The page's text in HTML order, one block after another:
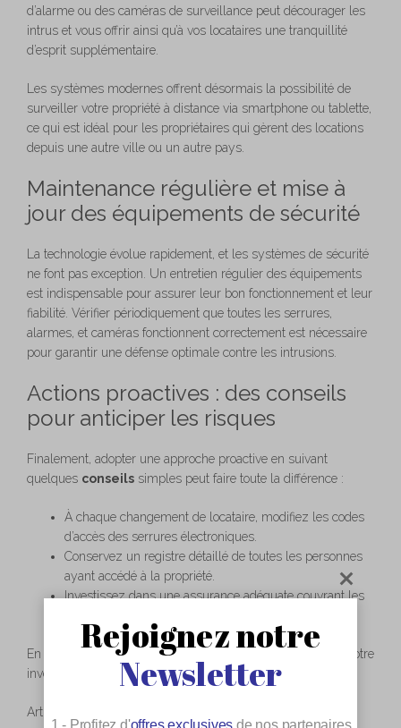
d’alarme ou des caméras de surveillance peut décourager les
intrus et vous offrir ainsi qu’à vos locataires une tranquillité
d’esprit supplémentaire.
Les systèmes modernes offrent désormais la possibilité de
surveiller votre propriété à distance via smartphone ou tablette,
ce qui est idéal pour les propriétaires qui gèrent des locations
depuis une autre ville ou un autre pays.
Maintenance régulière et mise à
jour des équipements de sécurité
La technologie évolue rapidement, et les systèmes de sécurité
ne font pas exception. Un entretien régulier des équipements
est indispensable pour assurer leur bon fonctionnement et leur
fiabilité. Vérifier périodiquement que toutes les serrures,
alarmes, et caméras fonctionnent correctement est nécessaire
pour garantir une défense optimale contre les intrusions.
Actions proactives : des conseils
pour anticiper les risques
Finalement, adopter une approche proactive en suivant
quelques conseils simples peut faire toute la différence :
À chaque changement de locataire, modifiez les codes
d’accès des serrures électroniques.
Conservez un registre détaillé de toutes les personnes
ayant accédé à la propriété.
Investissez dans une assurance adéquate couvrant les
En intégrant ces pratiques, vous maximisez la sécurité de votre
investissement locatif et la satisfaction de vos voyageurs.
Articles similaires:
Rejoignez notre
Newsletter
1 - Profitez d'offres exclusives de nos partenaires